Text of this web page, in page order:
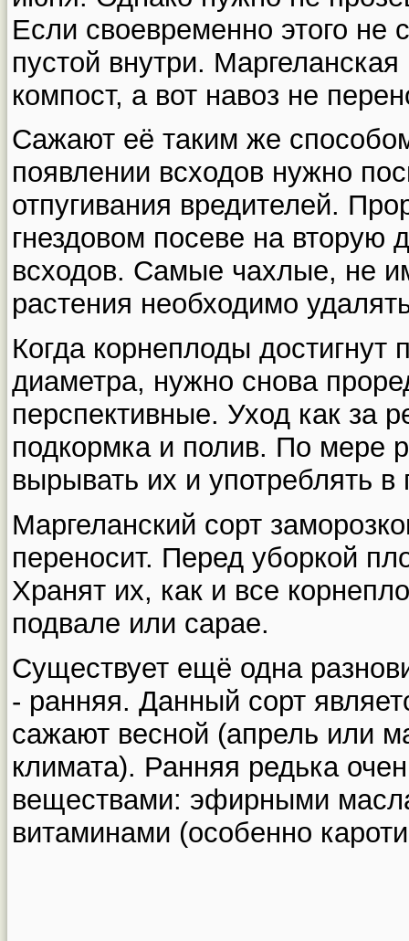
Если своевременно этого не
пустой внутри.
компост, а вот навоз не
Сажают её таким же
появлении всходов нужно
отпугивания вредителей.
гнездовом посеве на вторую
всходов. Самые чахлые, не
растения необходимо
Когда корнеплоды достигнут
диаметра, нужно снова
перспективные. Уход как за
подкормка и полив. По мере
вырывать их и употреблять в
Маргеланский сорт
переносит. Перед уборкой
Хранят их, как и все
подвале или сарае.
Существует ещё одна
- ранняя. Данный сорт
сажают весной (апрель или
климата). Ранняя редька
веществами: эфирными
витаминами (особенно